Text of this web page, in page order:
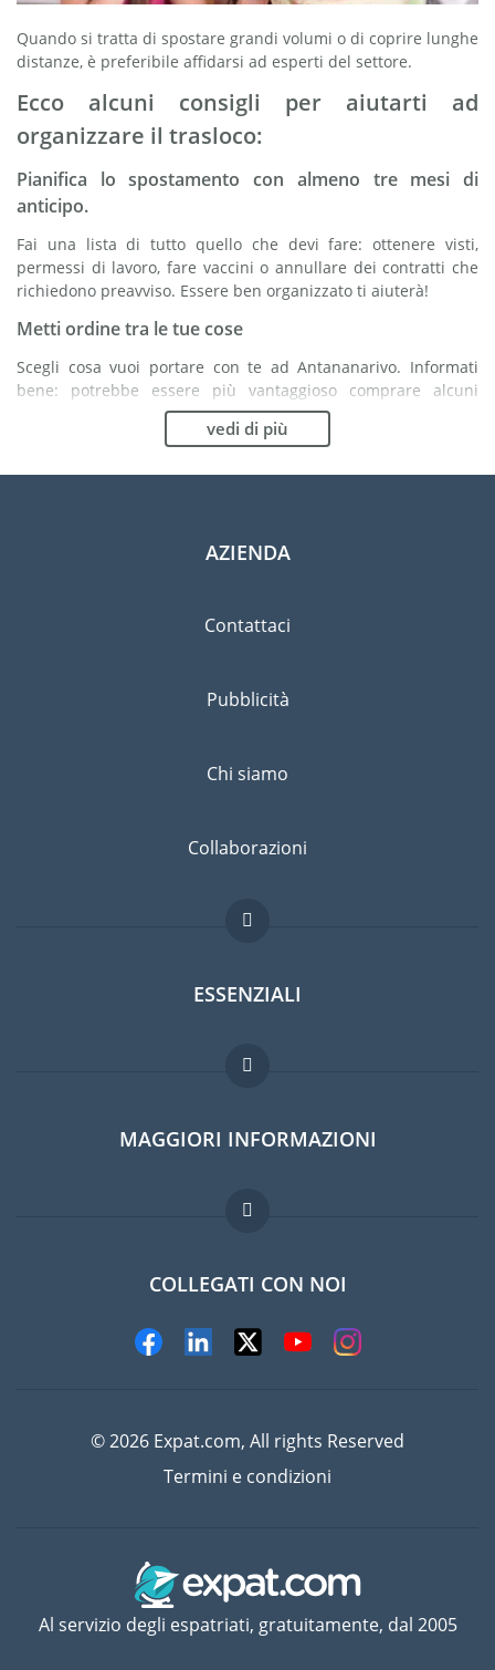
Quando si tratta di spostare grandi volumi o di coprire lunghe
distanze, è preferibile affidarsi ad esperti del settore.
Ecco alcuni consigli per aiutarti ad
organizzare il trasloco:
Pianifica lo spostamento con almeno tre mesi di
anticipo.
Fai una lista di tutto quello che devi fare: ottenere visti,
permessi di lavoro, fare vaccini o annullare dei contratti che
richiedono preavviso. Essere ben organizzato ti aiuterà!
Metti ordine tra le tue cose
Scegli cosa vuoi portare con te ad Antananarivo. Informati
bene: potrebbe essere più vantaggioso comprare alcuni
Scegli la compagnia di traslochi più adatta ad
organizzare il tuo trasferimento ad Antananarivo
Eliminare il rischio non è possibile quindi un'assicurazione
vedi di più
AZIENDA
Contattaci
Pubblicità
Chi siamo
Collaborazioni
ESSENZIALI
Forum per expat
Guida per expat
Lavori all'estero
MAGGIORI INFORMAZIONI
Domande frequenti
COLLEGATI CON NOI
© 2026 Expat.com, All rights Reserved
Termini e condizioni
Al servizio degli espatriati, gratuitamente, dal 2005